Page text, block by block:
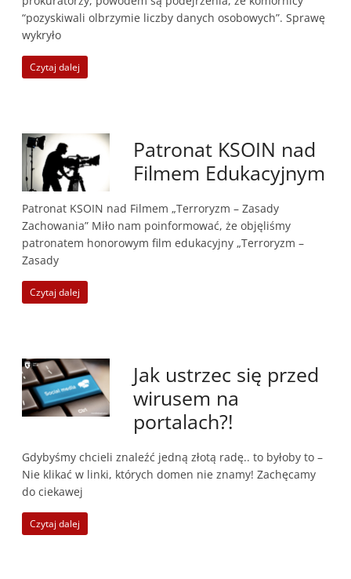
“pozyskiwali olbrzymie liczby danych osobowych”. Sprawę
wykryło
Czytaj dalej
Patronat KSOIN nad
Filmem Edukacyjnym
Patronat KSOIN nad Filmem „Terroryzm – Zasady
Zachowania” Miło nam poinformować, że objęliśmy
patronatem honorowym film edukacyjny „Terroryzm –
Zasady
Czytaj dalej
Jak ustrzec się przed
wirusem na
portalach?!
Gdybyśmy chcieli znaleźć jedną złotą radę.. to byłoby to –
Nie klikać w linki, których domen nie znamy! Zachęcamy
do ciekawej
Czytaj dalej